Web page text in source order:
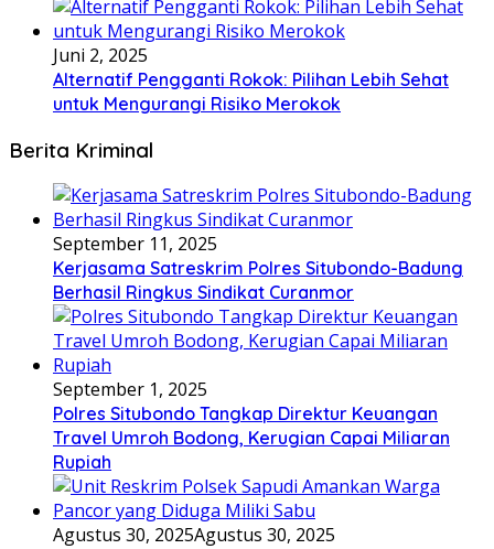
Juni 2, 2025
Alternatif Pengganti Rokok: Pilihan Lebih Sehat
untuk Mengurangi Risiko Merokok
Berita Kriminal
September 11, 2025
Kerjasama Satreskrim Polres Situbondo-Badung
Berhasil Ringkus Sindikat Curanmor
September 1, 2025
Polres Situbondo Tangkap Direktur Keuangan
Travel Umroh Bodong, Kerugian Capai Miliaran
Rupiah
Agustus 30, 2025Agustus 30, 2025